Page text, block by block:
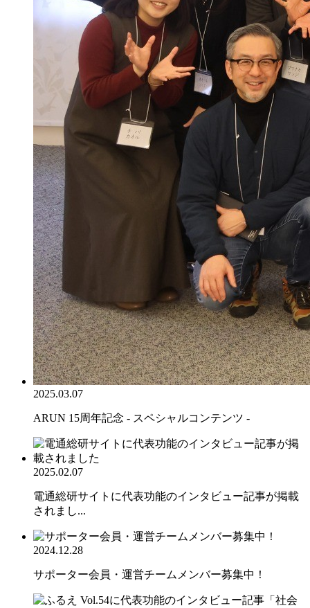
2025.03.07
ARUN 15周年記念 - スペシャルコンテンツ -
2025.02.07
電通総研サイトに代表功能のインタビュー記事が掲載
されまし...
2024.12.28
サポーター会員・運営チームメンバー募集中！